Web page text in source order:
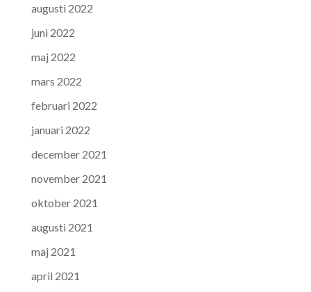
augusti 2022
juni 2022
maj 2022
mars 2022
februari 2022
januari 2022
december 2021
november 2021
oktober 2021
augusti 2021
maj 2021
april 2021